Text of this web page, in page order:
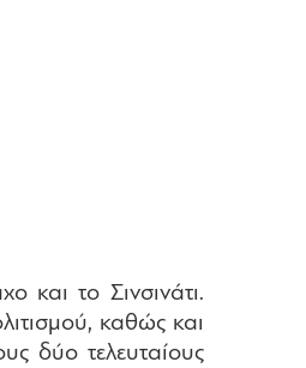
και το Σινσινάτι.
καθώς και
δύο τελευταίους